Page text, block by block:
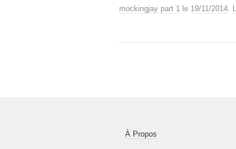
mockingjay part 1
le 19/11/2014
À Propos